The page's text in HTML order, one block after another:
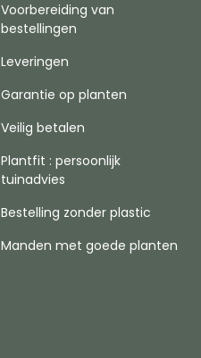
Voorbereiding van
bestellingen
Leveringen
Garantie op planten
Veilig betalen
Plantfit : persoonlijk
tuinadvies
Bestelling zonder plastic
Manden met goede planten